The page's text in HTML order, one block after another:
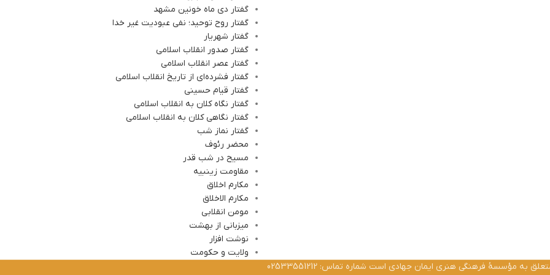
گفتار دی ماه خونین مشهد
گفتار روح توحید؛ نفی عبودیت غیر خدا
گفتار شهریار
گفتار صدور انقلاب اسلامی
گفتار عصر انقلاب اسلامی
گفتار فشرده‌ای از تاریخ انقلاب اسلامی
گفتار قیام حسینی
گفتار نگاه کلان به انقلاب اسلامی
گفتار نگاهی کلان به انقلاب اسلامی
گفتار نماز شب
محضر رئوف
مسیح در شب قدر
مقاومت زینبیه
مکارم اخلاق
مکارم الاخلاق
مومن انقلابی
میزبانی از بهشت
نوشت افزار
ولایت و حکومت
به مؤسسۀ فرهنگی هنری ایمان جهادی است شماره تماس: 02533551212